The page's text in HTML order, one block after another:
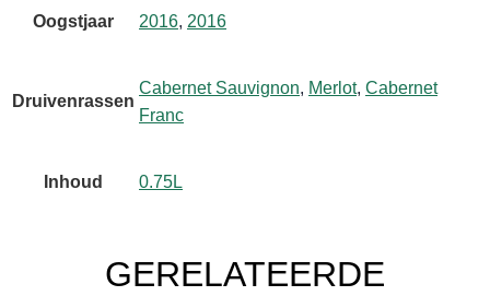
Oogstjaar 2016, 2016
Druivenrassen
Cabernet Sauvignon, Merlot, Cabernet
Franc
Inhoud 0.75L
GERELATEERDE